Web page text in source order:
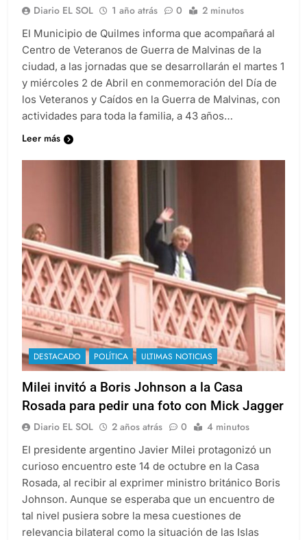
Diario EL SOL 1 año atrás 0 2 minutos
El Municipio de Quilmes informa que acompañará al
Centro de Veteranos de Guerra de Malvinas de la
ciudad, a las jornadas que se desarrollarán el martes 1
y miércoles 2 de Abril en conmemoración del Día de
los Veteranos y Caídos en la Guerra de Malvinas, con
actividades para toda la familia, a 43 años…
Leer más
DESTACADO POLÍTICA ULTIMAS NOTICIAS
Milei invitó a Boris Johnson a la Casa
Rosada para pedir una foto con Mick Jagger
Diario EL SOL 2 años atrás 0 4 minutos
El presidente argentino Javier Milei protagonizó un
curioso encuentro este 14 de octubre en la Casa
Rosada, al recibir al exprimer ministro británico Boris
Johnson. Aunque se esperaba que un encuentro de
tal nivel pusiera sobre la mesa cuestiones de
relevancia bilateral como la situación de las Islas